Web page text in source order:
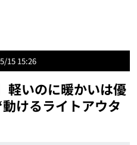
15 15:26
軽いのに暖かいは優
けるライトアウタ